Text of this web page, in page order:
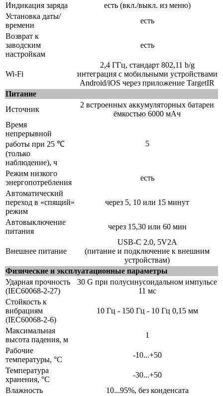
Индикация заряда
есть (вкл./выкл. из меню)
Установка даты/
времени
есть
Возврат к
заводским
настройкам
есть
Wi-Fi
2,4 ГГц, стандарт 802,11 b/g
интеграция с мобильными устройствами
Android/iOS через приложение TargetIR
Питание
Источник
2 встроенных аккумуляторных батареи
ёмкостью 6000 мАч
Время
непрерывной
работы при 25 ℃
(только
наблюдение), ч
5
Режим низкого
энергопотребления
есть
Автоматический
переход в «спящий»
режим
через 5, 10 или 15 минут
Автовыключение
питания
через 15,30 или 60 мин
Внешнее питание
USB-C 2.0, 5V2A
(питание и подключение к внешним
устройствам)
Физические и эксплуатационные параметры
Ударная прочность
(IEC60068-2-27)
30 G при полусинусоидальном импульсе
11 мс
Стойкость к
вибрациям
(IEC60068-2-6)
10 Гц - 150 Гц - 10 Гц 0,15 мм
Максимальная
высота падения, м
1
Рабочие
температуры, °C
-10...+50
Температура
хранения, °С
-30...+50
Влажность
10...95%, без конденсата